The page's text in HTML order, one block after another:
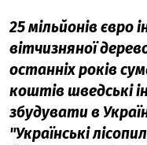
25 мільйонів євро
вітчизняної
останніх років
коштів шведські
збудувати в
"Українські